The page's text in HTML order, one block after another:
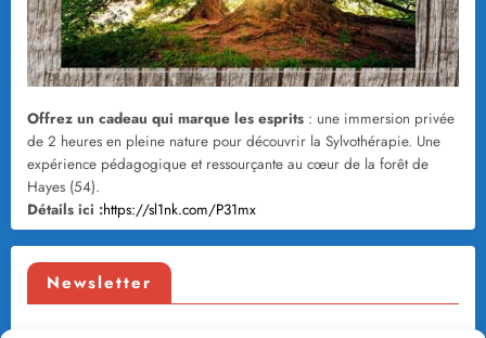
Offrez un cadeau qui marque les esprits : une immersion privée
de 2 heures en pleine nature pour découvrir la Sylvothérapie. Une
expérience pédagogique et ressourçante au cœur de la forêt de
Hayes (54).
Détails ici :https://sl1nk.com/P31mx
Newsletter